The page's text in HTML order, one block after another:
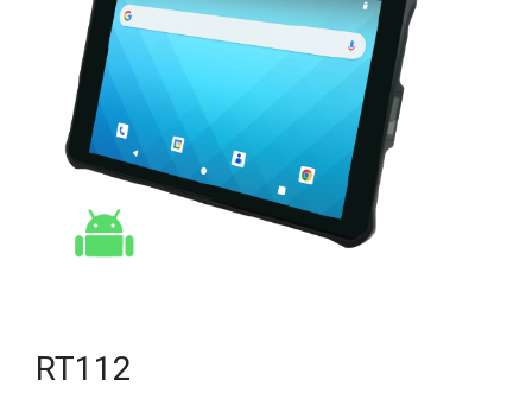
RT112